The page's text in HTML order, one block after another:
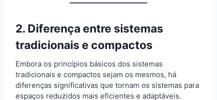
2. Diferença entre sistemas
tradicionais e compactos
Embora os princípios básicos dos sistemas
tradicionais e compactos sejam os mesmos, há
diferenças significativas que tornam os sistemas para
espaços reduzidos mais eficientes e adaptáveis.